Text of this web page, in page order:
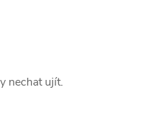
nechat ujít.